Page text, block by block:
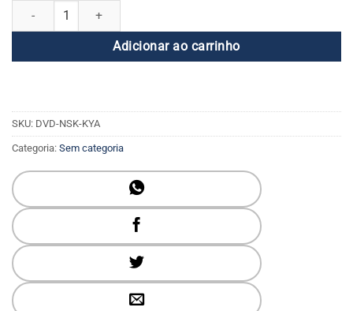
$ 19.95.
é:
$ 17.96.
Kundalini Yoga para Atletas quantidade
Adicionar ao carrinho
SKU: DVD-NSK-KYA
Categoria: Sem categoria